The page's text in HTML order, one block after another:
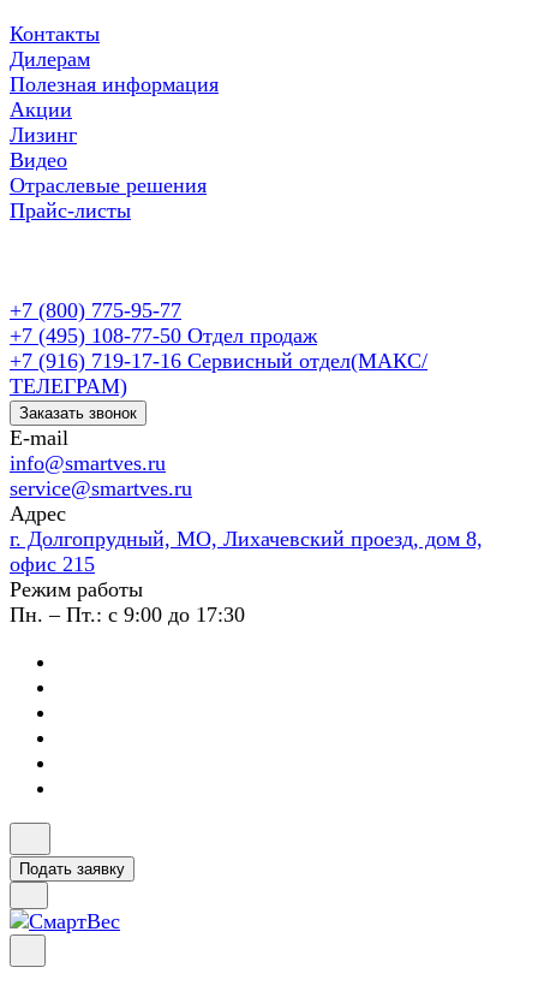
Контакты
Дилерам
Полезная информация
Акции
Лизинг
Видео
Отраслевые решения
Прайс-листы
+7 (800) 775-95-77
+7 (495) 108-77-50 Отдел продаж
+7 (916) 719-17-16 Сервисный отдел(МАКС/
ТЕЛЕГРАМ)
Заказать звонок
E-mail
info@smartves.ru
service@smartves.ru
Адрес
г. Долгопрудный, МО, Лихачевский проезд, дом 8,
офис 215
Режим работы
Пн. – Пт.: с 9:00 до 17:30
Подать заявку